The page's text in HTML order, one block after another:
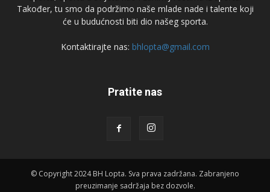
Također, tu smo da podržimo naše mlade nade i talente koji
će u budućnosti biti dio našeg sporta.
Kontaktirajte nas: bhlopta@gmail.com
Pratite nas
© Copyright 2024 BH Lopta. Sva prava zadržana. Zabranjeno
preuzimanje sadržaja bez dozvole.